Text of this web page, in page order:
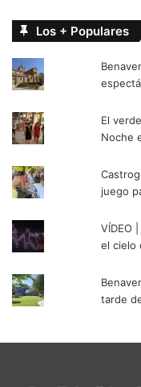
Los + Populares
El
Noche
juego
VÍDEO
el cielo
tarde